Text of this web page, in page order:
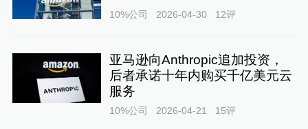
10%公司 2026-04-30 12评
亚马逊向Anthropic追加投资，
后者承诺十年内购买千亿美元云
服务
10%公司 2026-04-21 15评